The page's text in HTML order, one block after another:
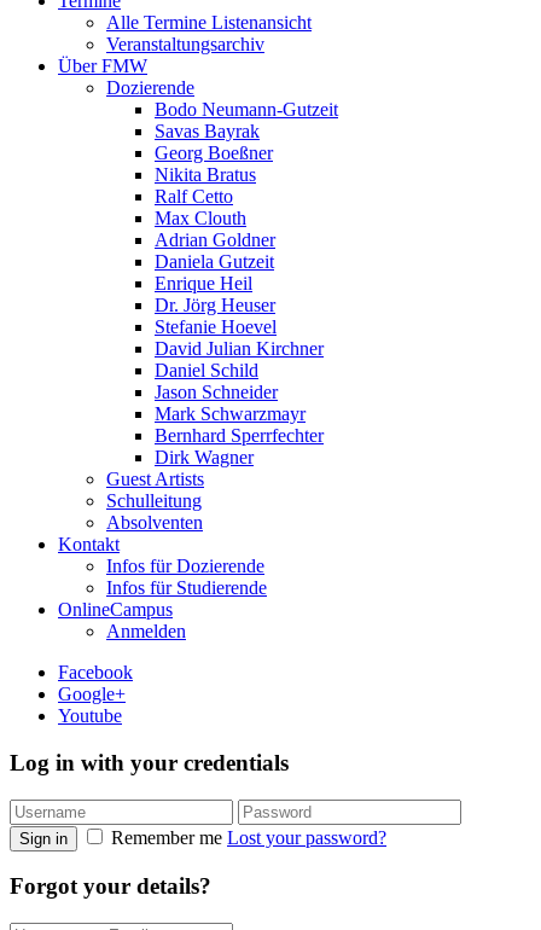
Alle Termine Listenansicht
Veranstaltungsarchiv
Über FMW
Dozierende
Bodo Neumann-Gutzeit
Savas Bayrak
Georg Boeßner
Nikita Bratus
Ralf Cetto
Max Clouth
Adrian Goldner
Daniela Gutzeit
Enrique Heil
Dr. Jörg Heuser
Stefanie Hoevel
David Julian Kirchner
Daniel Schild
Jason Schneider
Mark Schwarzmayr
Bernhard Sperrfechter
Dirk Wagner
Guest Artists
Schulleitung
Absolventen
Kontakt
Infos für Dozierende
Infos für Studierende
OnlineCampus
Anmelden
Facebook
Google+
Youtube
Log in with your credentials
Sign in Remember me Lost your password?
Forgot your details?